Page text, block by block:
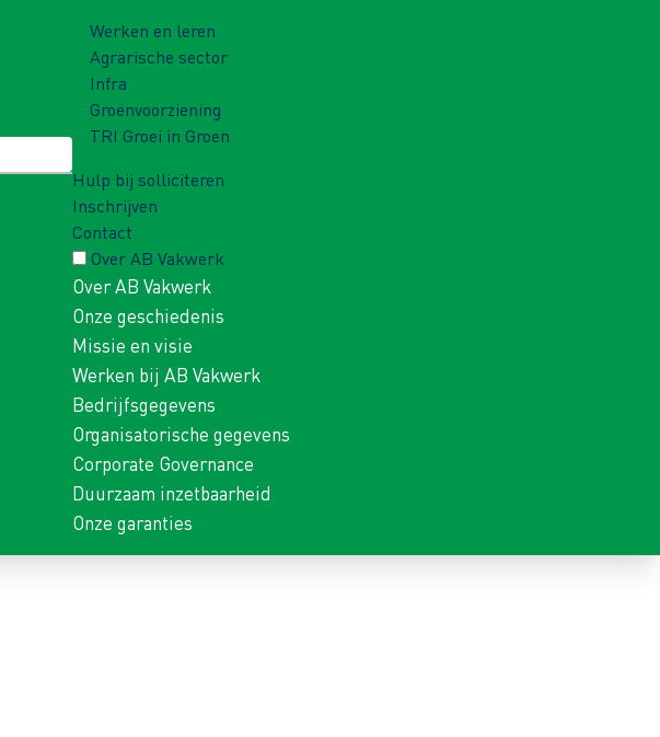
Werken en leren
Agrarische sector
Infra
Groenvoorziening
TRI Groei in Groen
Hulp bij solliciteren
Inschrijven
Contact
Over AB Vakwerk
Over AB Vakwerk
Onze geschiedenis
Missie en visie
Werken bij AB Vakwerk
Bedrijfsgegevens
Organisatorische gegevens
Corporate Governance
Duurzaam inzetbaarheid
Onze garanties